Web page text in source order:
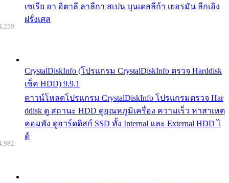
เซเรีย อา อิตาลี ลาลีกา สเปน บุนเดสลีก้า เยอรมัน ลีกเอิง
ฝรั่งเศส
CrystalDiskInfo (โปรแกรม CrystalDiskInfo ตรวจ Harddisk
เช็ค HDD) 9.9.1
ดาวน์โหลดโปรแกรม CrystalDiskInfo โปรแกรมตรวจ Har
ddisk ดู สถานะ HDD ดูอุณหภูมิเครื่อง ความเร็ว หาสาเหต
คอมพัง ดูฮาร์ดดิสก์ SSD ทั้ง Internal และ External HDD ไ
ด้